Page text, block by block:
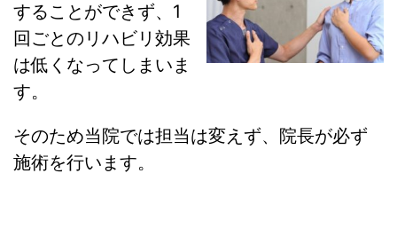
することができず、1
回ごとのリハビリ効果
は低くなってしまいま
す。
そのため当院では担当は変えず、院長が必ず
施術を行います。